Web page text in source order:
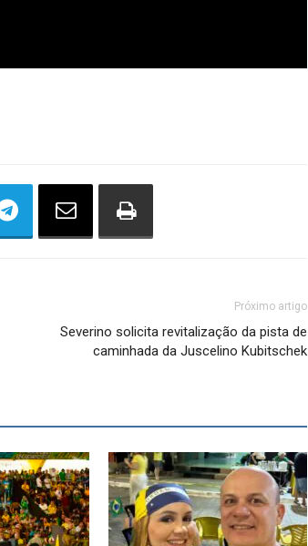
Próximo artigo
Severino solicita revitalização da pista de
caminhada da Juscelino Kubitschek